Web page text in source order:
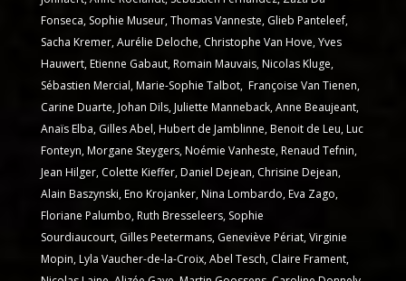
Fonseca, Sophie Museur, Thomas Vanneste, Glieb Panteleef,
Sacha Kremer, Aurélie Deloche, Christophe Van Hove, Yves
Hauwert, Etienne Gabaut, Romain Mauvais, Nicolas Kluge,
Sébastien Mercial, Marie-Sophie Talbot, Françoise Van Tienen,
Carine Duarte, Johan Dils, Juliette Manneback, Anne Beaujeant,
Anaïs Elba, Gilles Abel, Hubert de Jamblinne, Benoit de Leu, Luc
Fonteyn, Morgane Steygers, Noémie Vanheste, Renaud Tefnin,
Jean Hilger, Colette Kieffer, Daniel Dejean, Chrisine Dejean,
Alain Baszynski, Eno Krojanker, Nina Lombardo, Eva Zago,
Floriane Palumbo, Ruth Bresseleers, Sophie
Sourdiaucourt, Gilles Peetermans, Geneviève Périat, Virginie
Mopin, Lyla Vaucher-de-la-Croix, Abel Tesch, Claire Frament,